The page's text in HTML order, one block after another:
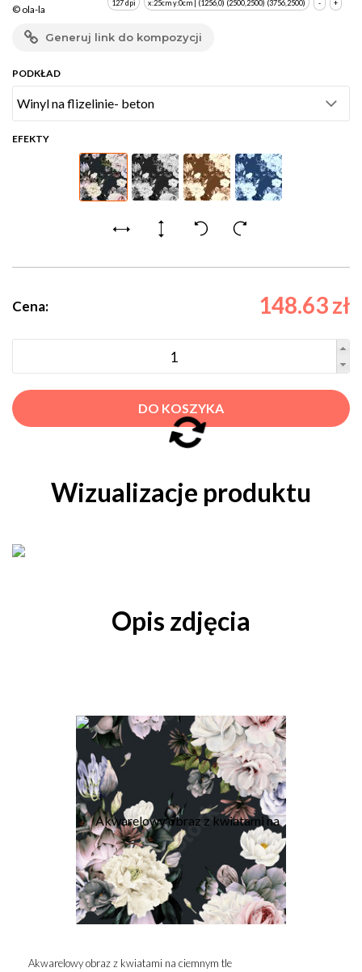
+
-
x:25cm y:0cm | (1256,0) (2500,2500) (3756,2500)
127 dpi
© ola-la
Generuj link do kompozycji
PODKŁAD
EFEKTY
Cena: 148.63 zł
DO KOSZYKA
Wizualizacje produktu
Opis zdjęcia
Akwarelowy obraz z kwiatami na ciemnym tle